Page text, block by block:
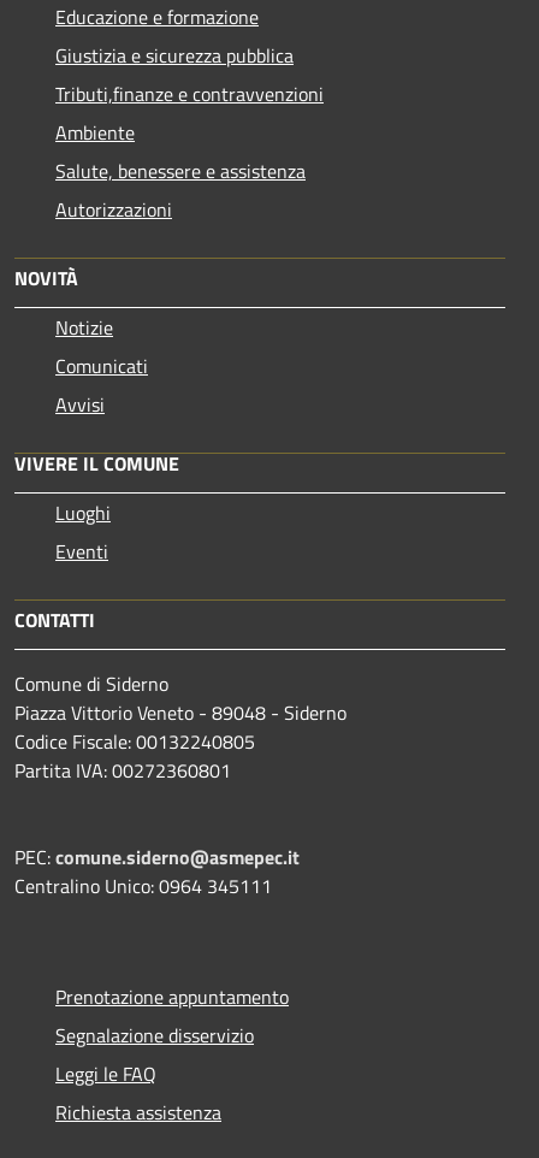
Educazione e formazione
Giustizia e sicurezza pubblica
Tributi,finanze e contravvenzioni
Ambiente
Salute, benessere e assistenza
Autorizzazioni
NOVITÀ
Notizie
Comunicati
Avvisi
VIVERE IL COMUNE
Luoghi
Eventi
CONTATTI
Comune di Siderno
Piazza Vittorio Veneto - 89048 - Siderno
Codice Fiscale: 00132240805
Partita IVA: 00272360801
PEC:comune.siderno@asmepec.it
Centralino Unico: 0964 345111
Prenotazione appuntamento
Segnalazione disservizio
Leggi le FAQ
Richiesta assistenza